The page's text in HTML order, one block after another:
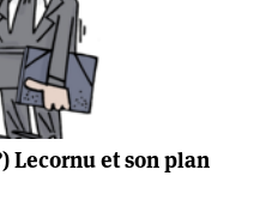
Lecornu et son plan